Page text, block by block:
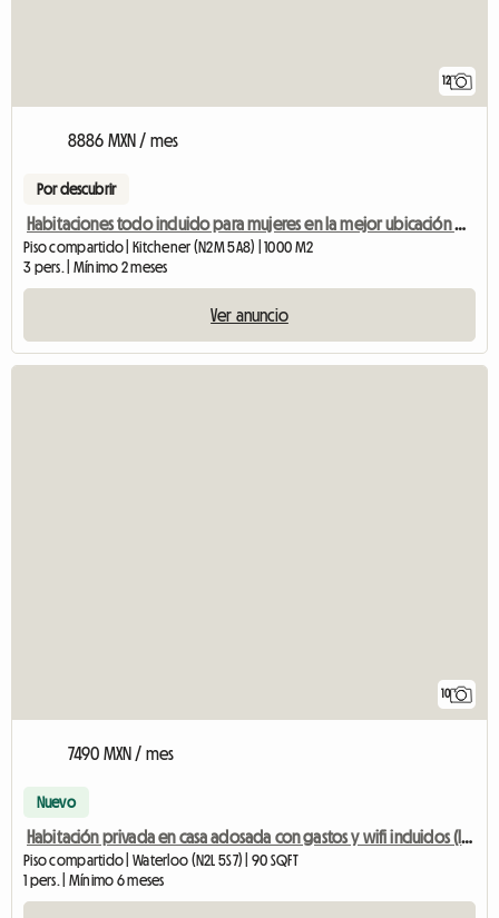
12
8886 MXN / mes
Por descubrir
Habitaciones todo incluido para mujeres en la mejor ubicación de Kitchener
Piso compartido | Kitchener (N2M 5A8) | 1000 M2
3 pers. | Mínimo 2 meses
Ver anuncio
10
7490 MXN / mes
Nuevo
Habitación privada en casa adosada con gastos y wifi incluidos (larga estancia)
Piso compartido | Waterloo (N2L 5S7) | 90 SQFT
1 pers. | Mínimo 6 meses